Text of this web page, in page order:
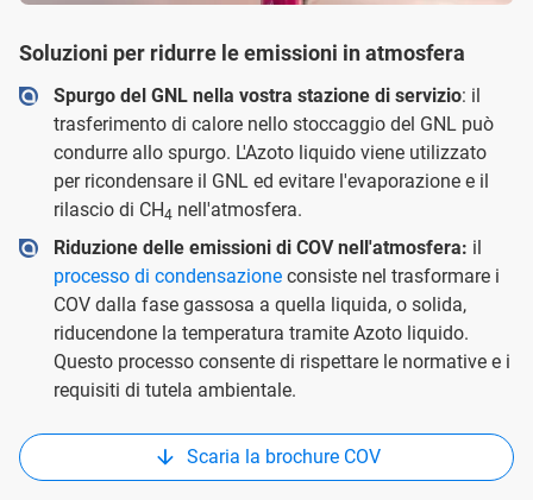
Soluzioni per ridurre le emissioni in atmosfera
Spurgo del GNL nella vostra stazione di servizio: il
trasferimento di calore nello stoccaggio del GNL può
condurre allo spurgo. L'Azoto liquido viene utilizzato
per ricondensare il GNL ed evitare l'evaporazione e il
rilascio di CH4 nell'atmosfera.
Riduzione delle emissioni di COV nell'atmosfera: il
processo di condensazioneconsiste nel trasformare i
COV dalla fase gassosa a quella liquida, o solida,
riducendone la temperatura tramite Azoto liquido.
Questo processo consente di rispettare le normative e i
requisiti di tutela ambientale.
Scaria la brochure COV